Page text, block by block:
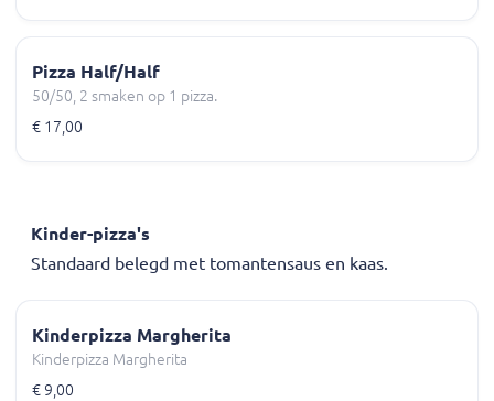
Pizza Half/Half
50/50, 2 smaken op 1 pizza.
€ 17,00
Kinder-pizza's
Standaard belegd met tomantensaus en kaas.
Kinderpizza Margherita
Kinderpizza Margherita
€ 9,00